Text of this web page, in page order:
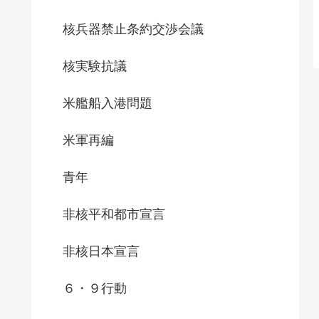
核兵器禁止条約交渉会議
核実験抗議
米艦船入港問題
米軍再編
青年
非核平和都市宣言
非核日本宣言
６・９行動